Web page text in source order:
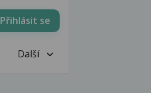
Přihlásit se
Další